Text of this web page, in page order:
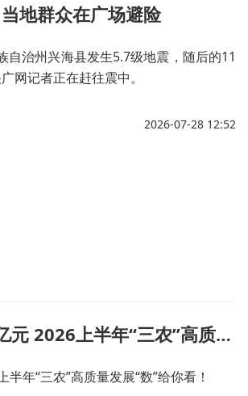
地群众在广场避险
治州兴海县发生5.7级地震，随后的11
网记者正在赶往震中。
2026-07-28 12:52
首超3000亿斤、超3.3万亿元 2026上半年“三农”高质量发展“数”给你看！
年“三农”高质量发展“数”给你看！